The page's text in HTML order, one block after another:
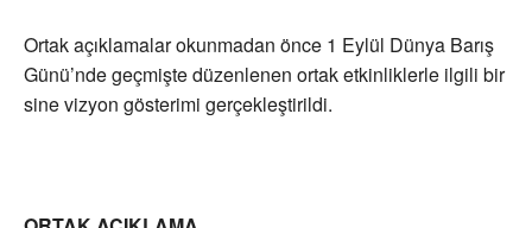
Ortak açıklamalar okunmadan önce 1 Eylül Dünya Barış
Günü’nde geçmişte düzenlenen ortak etkinliklerle ilgili bir
sine vizyon gösterimi gerçekleştirildi.